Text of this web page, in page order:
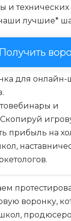
и
лучшие*
Получить
для
и
Скопируй
прибыль на
воронку,